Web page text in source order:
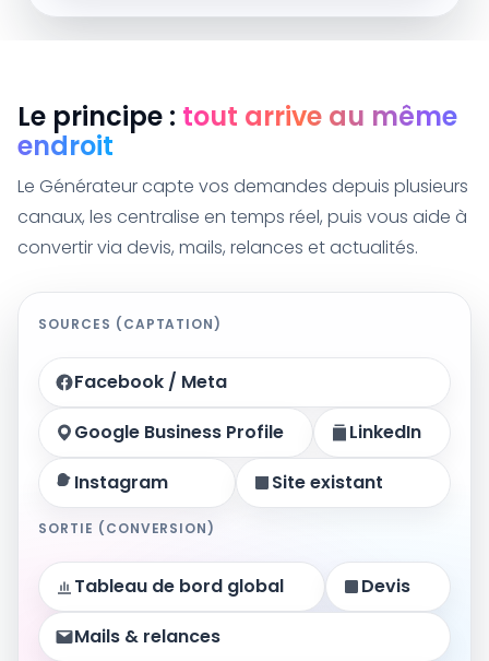
Le principe : tout arrive au même
endroit
Le Générateur capte vos demandes depuis plusieurs
canaux, les centralise en temps réel, puis vous aide à
convertir via devis, mails, relances et actualités.
SOURCES (CAPTATION)
Facebook / Meta
Google Business Profile
LinkedIn
Instagram
Site existant
SORTIE (CONVERSION)
Tableau de bord global
Devis
Mails & relances